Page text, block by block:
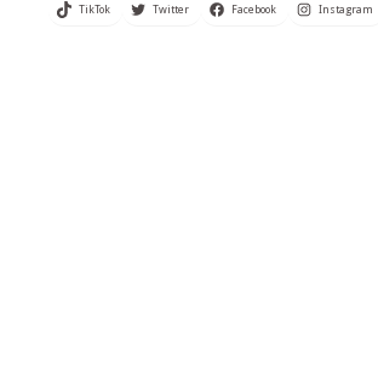
TikTok Twitter Facebook Instagram